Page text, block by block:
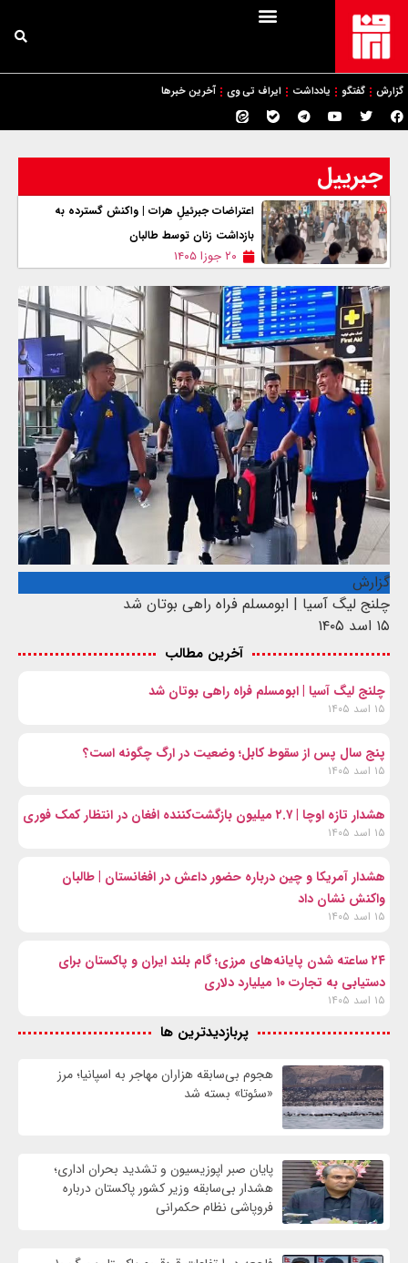
گزارش گفتگو یادداشت ایراف تی وی آخرین خبرها
جبرییل
اعتراضات جبرئیلِ هرات | واکنش‌ گسترده به
بازداشت زنان توسط طالبان
۲۰ جوزا ۱۴۰۵
گزارش
چلنج لیگ آسیا | ابومسلم فراه راهی بوتان شد
۱۵ اسد ۱۴۰۵
آخرین مطالب
چلنج لیگ آسیا | ابومسلم فراه راهی بوتان شد
۱۵ اسد ۱۴۰۵
پنج سال پس از سقوط کابل؛ وضعیت در ارگ چگونه است؟
۱۵ اسد ۱۴۰۵
هشدار تازه اوچا | ۲.۷ میلیون بازگشت‌کننده افغان در انتظار کمک فوری
۱۵ اسد ۱۴۰۵
هشدار آمریکا و چین درباره حضور داعش در افغانستان | طالبان
واکنش نشان داد
۱۵ اسد ۱۴۰۵
۲۴ ساعته شدن پایانه‌های مرزی؛ گام بلند ایران و پاکستان برای
دستیابی به تجارت ۱۰ میلیارد دلاری
۱۵ اسد ۱۴۰۵
پربازدیدترین ها
هجوم بی‌سابقه هزاران مهاجر به اسپانیا؛ مرز
«سئوتا» بسته شد
پایان صبر اپوزیسیون و تشدید بحران اداری؛
هشدار بی‌سابقه وزیر کشور پاکستان درباره
فروپاشی نظام حکمرانی